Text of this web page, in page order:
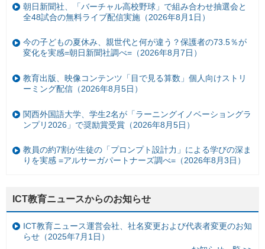
朝日新聞社、「バーチャル高校野球」で組み合わせ抽選会と
全48試合の無料ライブ配信実施（2026年8月1日）
今の子どもの夏休み、親世代と何が違う？保護者の73.5％が
変化を実感=朝日新聞社調べ=（2026年8月7日）
教育出版、映像コンテンツ「目で見る算数」個人向けストリ
ーミング配信（2026年8月5日）
関西外国語大学、学生2名が「ラーニングイノベーショングラ
ンプリ2026」で奨励賞受賞（2026年8月5日）
教員の約7割が生徒の「プロンプト設計力」による学びの深ま
りを実感 =アルサーガパートナーズ調べ=（2026年8月3日）
ICT教育ニュースからのお知らせ
ICT教育ニュース運営会社、社名変更および代表者変更のお知
らせ（2025年7月1日）